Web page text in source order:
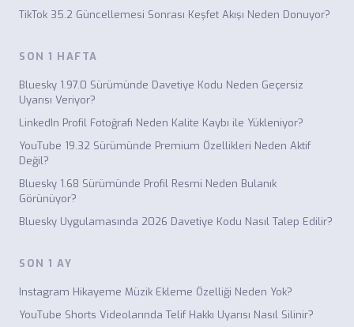
TikTok 35.2 Güncellemesi Sonrası Keşfet Akışı Neden Donuyor?
SON 1 HAFTA
Bluesky 1.97.0 Sürümünde Davetiye Kodu Neden Geçersiz
Uyarısı Veriyor?
LinkedIn Profil Fotoğrafı Neden Kalite Kaybı ile Yükleniyor?
YouTube 19.32 Sürümünde Premium Özellikleri Neden Aktif
Değil?
Bluesky 1.68 Sürümünde Profil Resmi Neden Bulanık
Görünüyor?
Bluesky Uygulamasında 2026 Davetiye Kodu Nasıl Talep Edilir?
SON 1 AY
Instagram Hikayeme Müzik Ekleme Özelliği Neden Yok?
YouTube Shorts Videolarında Telif Hakkı Uyarısı Nasıl Silinir?